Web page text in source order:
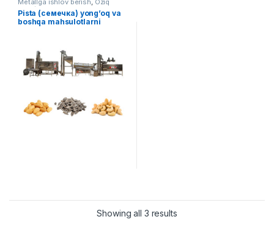
Metallga ishlov berish, Oziq
ovqat
Pista (семечка) yong’oq va
boshqa mahsulotlarni
Showing all 3 results